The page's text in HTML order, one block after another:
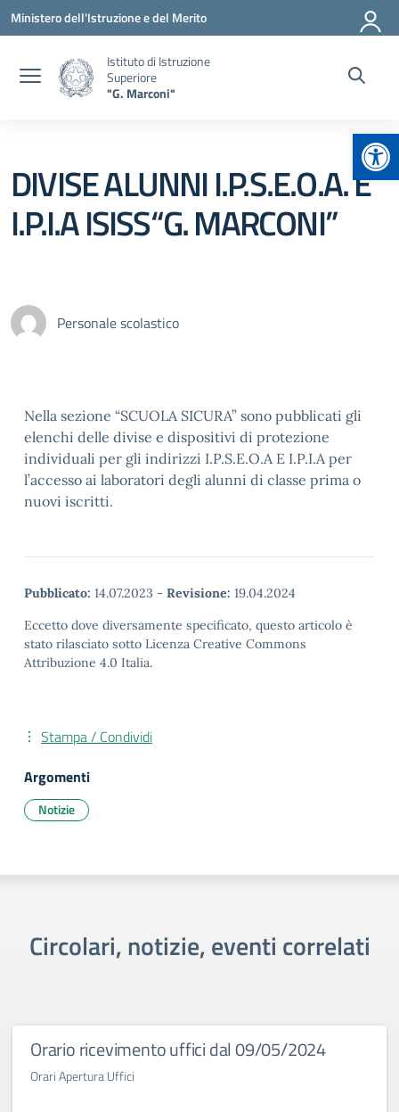
Vai ai contenuti
Vai al menu di navigazione
Vai al footer
Ministero dell'Istruzione e del Merito
Istituto di Istruzione
Superiore
"G. Marconi"
DIVISE ALUNNI I.P.S.E.O.A. E
I.P.I.A ISISS“G. MARCONI”
Personale scolastico
Nella sezione “SCUOLA SICURA” sono pubblicati gli
elenchi delle divise e dispositivi di protezione
individuali per gli indirizzi I.P.S.E.O.A E I.P.I.A per
l’accesso ai laboratori degli alunni di classe prima o
nuovi iscritti.
Pubblicato: 14.07.2023 - Revisione: 19.04.2024
Eccetto dove diversamente specificato, questo articolo è
stato rilasciato sotto Licenza Creative Commons
Attribuzione 4.0 Italia.
Stampa / Condividi
Argomenti
Notizie
Circolari, notizie, eventi correlati
Orario ricevimento uffici dal 09/05/2024
Orari Apertura Uffici